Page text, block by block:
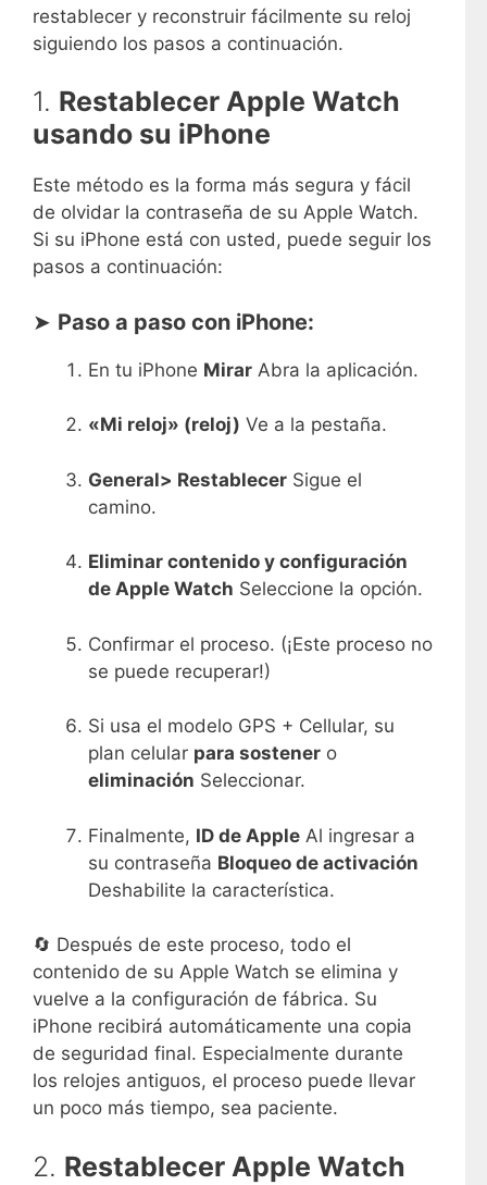
restablecer y reconstruir fácilmente su reloj
siguiendo los pasos a continuación.
1. Restablecer Apple Watch
usando su iPhone
Este método es la forma más segura y fácil
de olvidar la contraseña de su Apple Watch.
Si su iPhone está con usted, puede seguir los
pasos a continuación:
➤ Paso a paso con iPhone:
En tu iPhone Mirar Abra la aplicación.
«Mi reloj» (reloj) Ve a la pestaña.
General> Restablecer Sigue el
camino.
Eliminar contenido y configuración
de Apple Watch Seleccione la opción.
Confirmar el proceso. (¡Este proceso no
se puede recuperar!)
Si usa el modelo GPS + Cellular, su
plan celular para sostener o
eliminación Seleccionar.
Finalmente, ID de Apple Al ingresar a
su contraseña Bloqueo de activación
Deshabilite la característica.
🔄 Después de este proceso, todo el
contenido de su Apple Watch se elimina y
vuelve a la configuración de fábrica. Su
iPhone recibirá automáticamente una copia
de seguridad final. Especialmente durante
los relojes antiguos, el proceso puede llevar
un poco más tiempo, sea paciente.
2. Restablecer Apple Watch